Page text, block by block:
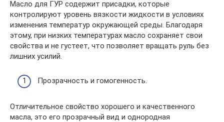
Масло для ГУР содержит присадки, которые
контролируют уровень вязкости жидкости в условиях
изменения температур окружающей среды. Благодаря
этому, при низких температурах масло сохраняет свои
свойства и не густеет, что позволяет вращать руль без
лишних усилий.
Прозрачность и гомогенность.
Отличительное свойство хорошего и качественного
масла, это его прозрачный вид и однородная